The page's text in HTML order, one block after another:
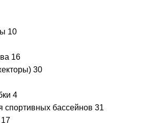
10
16
30
4
спортивных бассейнов 31
17